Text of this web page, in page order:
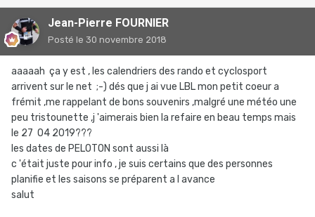
Jean-Pierre FOURNIER
Posté le 30 novembre 2018
aaaaah ça y est , les calendriers des rando et cyclosport
arrivent sur le net ;-) dés que j ai vue LBL mon petit coeur a
frémit ,me rappelant de bons souvenirs ,malgré une météo une
peu tristounette ,j 'aimerais bien la refaire en beau temps mais
le 27 04 2019???
les dates de PELOTON sont aussi là
c 'était juste pour info , je suis certains que des personnes
planifie et les saisons se préparent a l avance
salut